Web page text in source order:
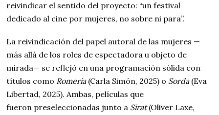
reivindicar el sentido del proyecto: “un festival
dedicado al cine por mujeres, no sobre ni para”.
La reivindicación del papel autoral de las mujeres —
más allá de los roles de espectadora u objeto de
mirada— se reflejó en una programación sólida con
títulos como Romería(Carla Simón, 2025) o Sorda(Eva
Libertad, 2025). Ambas, películas que
fueron preseleccionadas junto a Sirat(Oliver Laxe,